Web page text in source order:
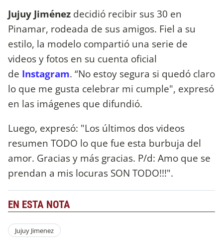
Jujuy Jiménez decidió recibir sus 30 en
Pinamar, rodeada de sus amigos. Fiel a su
estilo, la modelo compartió una serie de
videos y fotos en su cuenta oficial
de Instagram. “No estoy segura si quedó claro
lo que me gusta celebrar mi cumple", expresó
en las imágenes que difundió.
Luego, expresó: "Los últimos dos videos
resumen TODO lo que fue esta burbuja del
amor. Gracias y más gracias. P/d: Amo que se
prendan a mis locuras SON TODO!!!".
EN ESTA NOTA
Jujuy Jimenez